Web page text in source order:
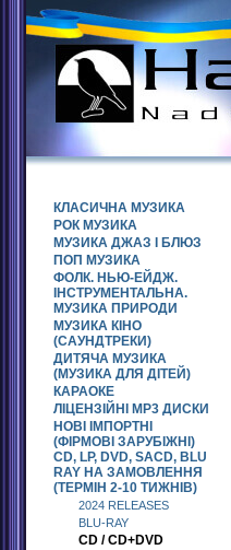
КЛАСИЧНА МУЗИКА
РОК МУЗИКА
МУЗИКА ДЖАЗ І БЛЮЗ
ПОП МУЗИКА
ФОЛК. НЬЮ-ЕЙДЖ.
ІНСТРУМЕНТАЛЬНА.
МУЗИКА ПРИРОДИ
МУЗИКА КІНО
(САУНДТРЕКИ)
ДИТЯЧА МУЗИКА
(МУЗИКА ДЛЯ ДІТЕЙ)
КАРАОКЕ
ЛІЦЕНЗІЙНІ MP3 ДИСКИ
НОВІ ІМПОРТНІ
(ФІРМОВІ ЗАРУБІЖНІ)
CD, LP, DVD, SACD, BLU
RAY НА ЗАМОВЛЕННЯ
(ТЕРМІН 2-10 ТИЖНІВ)
2024 RELEASES
BLU-RAY
CD / CD+DVD